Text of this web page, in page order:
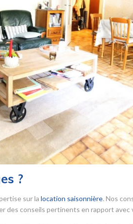
?
sur la location saisonnière. Nos
des conseils pertinents en rapport avec